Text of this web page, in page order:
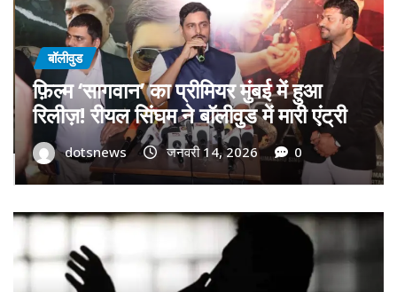
बॉलीवुड
गोवा मुख्यमंत्री डॉ. प्रमोद सावंत का ‘गोदान’
को बड़ा समर्थन; पोस्टर विमोचन कर मथुरा से
फिल्म गोदान की टीम का बढ़ाया मान!
dotsnews जनवरी 9, 2026 0